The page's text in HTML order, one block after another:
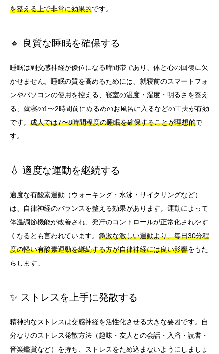
を整える上で非常に効果的です。
🔸 良質な睡眠を確保する
睡眠は副交感神経が優位になる時間帯であり、体と心の回復に欠
かせません。睡眠の質を高めるためには、就寝前のスマートフォ
ンやパソコンの使用を控える、寝室の温度・湿度・明るさを整え
る、就寝の1〜2時間前にぬるめのお風呂に入るなどの工夫が有効
です。 成人では7〜8時間程度の睡眠を確保することが理想的で
す。
💧 適度な運動を継続する
適度な有酸素運動（ウォーキング・水泳・サイクリングなど）
は、自律神経のバランスを整える効果があります。運動によって
体温調節機能が改善され、発汗のコントロールが正常化されやす
くなるとも言われています。 急激な激しい運動より、毎日30分程
度の軽い有酸素運動を継続する方が自律神経には良い影響をもた
らします。
✨ ストレスを上手に発散する
精神的なストレスは交感神経を活性化させる大きな要因です。自
分なりのストレス発散方法（趣味・友人との会話・入浴・読書・
音楽鑑賞など）を持ち、ストレスをため込まないようにしましょ